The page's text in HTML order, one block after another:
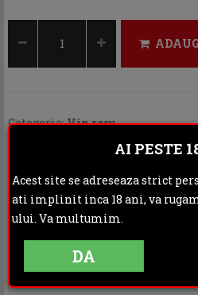
Categoria:Vin rosu
Rating:
OPINII (0)
AI PESTE
Acest site se adreseaza strict
ati implinit inca 18 ani, va
ului. Va multumim.
DA